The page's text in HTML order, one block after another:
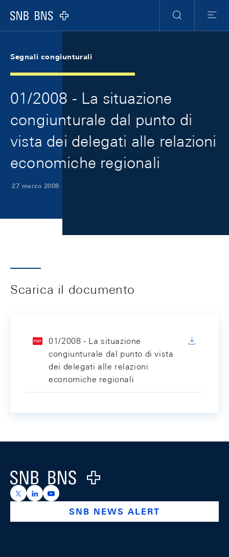
Logo
Ricerca
Menu
Segnali congiunturali
01/2008 - La situazione
congiunturale dal punto di
vista dei delegati alle relazioni
economiche regionali
27 marzo 2008
Scarica il documento
01/2008 - La situazione
congiunturale dal punto di vista
dei delegati alle relazioni
economiche regionali
Logo
https://x.com/snb_bns
https://ch.linkedin.com/company/swiss-national-
https://www.youtube.com/@swissnationalbank
SNB NEWS ALERT